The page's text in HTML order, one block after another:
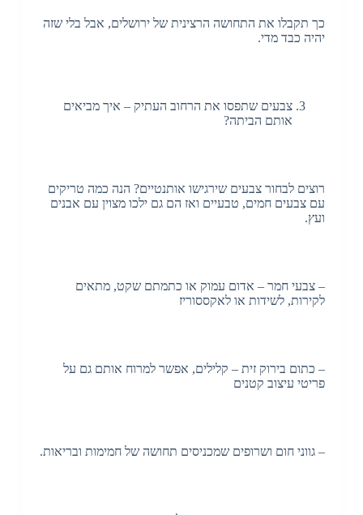
כך תקבלו את התחושה הרצינית של ירושלים, אבל בלי שזה
יהיה כבד מדי.
צבעים שתפסו את הרחוב העתיק – איך מביאים
אותם הביתה?
רוצים לבחור צבעים שירגישו אותנטיים? הנה כמה טריקים
עם צבעים חמים, טבעיים ואז הם גם ילכו מצוין עם אבנים
ועץ.
– צבעי חמר – אדום עמוק או כתמתם שקט, מתאים
לקירות, לשידות או לאקססוריז
– כתום בירוק זית – קלילים, אפשר למרוח אותם גם על
פריטי עיצוב קטנים
– גווני חום ושרופים שמכניסים תחושה של חמימות ובריאות.